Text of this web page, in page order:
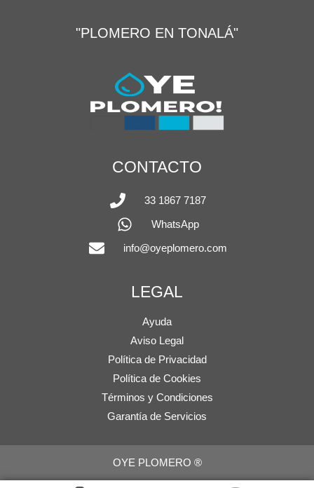
"PLOMERO EN TONALÁ"
CONTACTO
33 1867 7187
WhatsApp
info@oyeplomero.com
LEGAL
Ayuda
Aviso Legal
Política de Privacidad
Política de Cookies
Términos y Condiciones
Garantía de Servicios
OYE PLOMERO ®